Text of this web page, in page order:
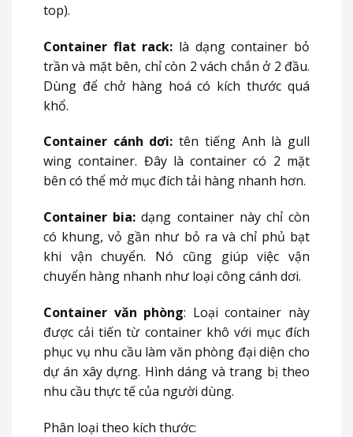
top).
Container flat rack: là dạng container bỏ
trần và mặt bên, chỉ còn 2 vách chắn ở 2 đầu.
Dùng để chở hàng hoá có kích thước quá
khổ.
Container cánh dơi: tên tiếng Anh là gull
wing container. Đây là container có 2 mặt
bên có thể mở mục đích tải hàng nhanh hơn.
Container bia: dạng container này chỉ còn
có khung, vỏ gần như bỏ ra và chỉ phủ bạt
khi vận chuyển. Nó cũng giúp việc vận
chuyển hàng nhanh như loại công cánh dơi.
Container văn phòng: Loại container này
được cải tiến từ container khô với mục đích
phục vụ nhu cầu làm văn phòng đại diện cho
dự án xây dựng. Hình dáng và trang bị theo
nhu cầu thực tế của người dùng.
Phân loại theo kích thước: